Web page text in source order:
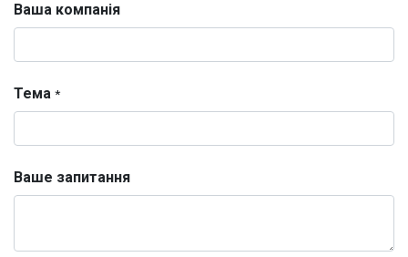
Ваша компанія
Тема *
Ваше запитання